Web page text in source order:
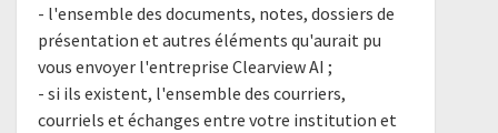
- l'ensemble des documents, notes, dossiers de
présentation et autres éléments qu'aurait pu
vous envoyer l'entreprise Clearview AI ;
- si ils existent, l'ensemble des courriers,
courriels et échanges entre votre institution et